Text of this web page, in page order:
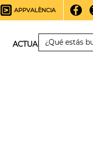
APPVALÈNCIA
ACTUALIDAD